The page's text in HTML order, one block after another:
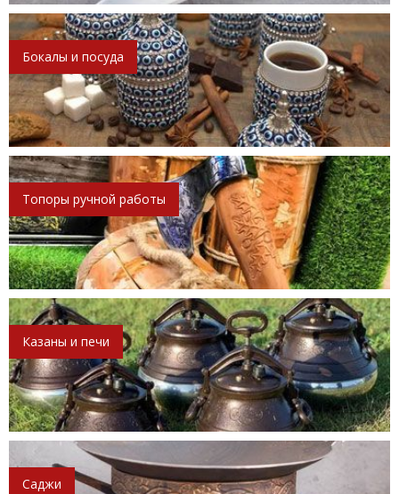
Бокалы и посуда
Топоры ручной работы
Казаны и печи
Саджи